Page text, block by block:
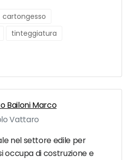
cartongesso
tinteggiatura
Bailoni Marco
Vattaro
nel settore edile per
occupa di costruzione e